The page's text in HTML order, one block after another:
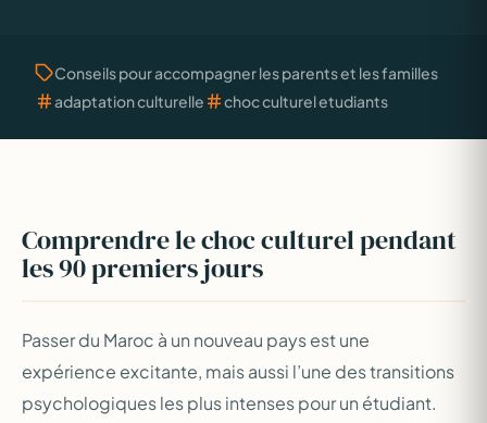
Conseils pour accompagner les parents et les familles
adaptation culturelle
choc culturel etudiants
Comprendre le choc culturel pendant
les 90 premiers jours
Passer du Maroc à un nouveau pays est une
expérience excitante, mais aussi l’une des transitions
psychologiques les plus intenses pour un étudiant.